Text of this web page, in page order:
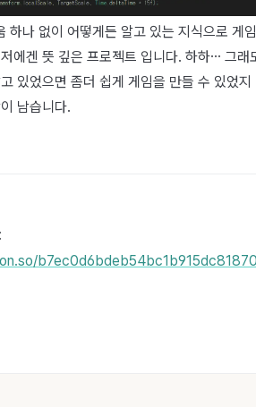
하나 없이 어떻게든 알고 있는 지식으로 게
에겐 뜻 깊은 프로젝트 입니다. 하하… 그래
있었으면 좀더 쉽게 게임을 만들 수 있었지
남습니다.